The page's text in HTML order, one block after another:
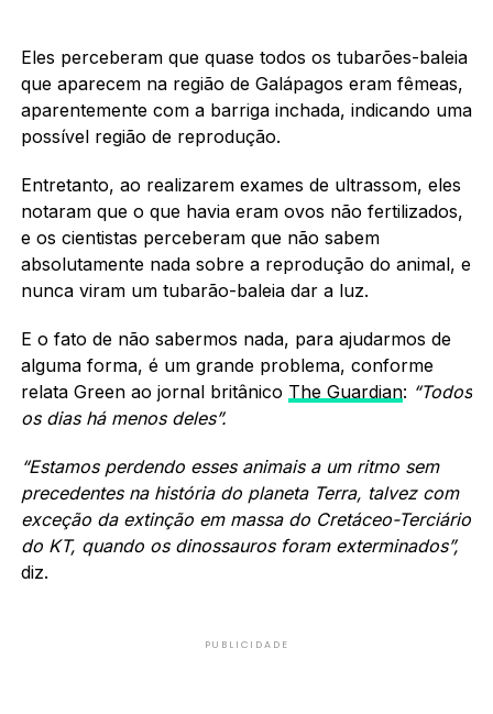
Eles perceberam que quase todos os tubarões-baleia
que aparecem na região de Galápagos eram fêmeas,
aparentemente com a barriga inchada, indicando uma
possível região de reprodução.
Entretanto, ao realizarem exames de ultrassom, eles
notaram que o que havia eram ovos não fertilizados,
e os cientistas perceberam que não sabem
absolutamente nada sobre a reprodução do animal, e
nunca viram um tubarão-baleia dar a luz.
E o fato de não sabermos nada, para ajudarmos de
alguma forma, é um grande problema, conforme
relata Green ao jornal britânico The Guardian: “Todos
os dias há menos deles”.
“Estamos perdendo esses animais a um ritmo sem
precedentes na história do planeta Terra, talvez com
exceção da extinção em massa do Cretáceo-Terciário
do KT, quando os dinossauros foram exterminados”,
diz.
PUBLICIDADE